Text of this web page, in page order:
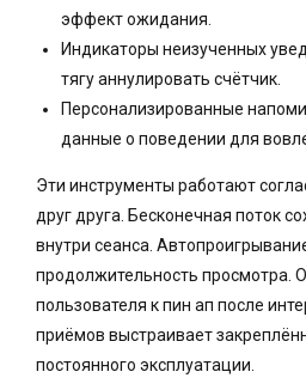
эффект ожидания.
Индикаторы неизученных
тягу аннулировать счётчик.
Персонализированные
данные о поведении для
Эти инструменты работают
друг друга. Бесконечная поток
внутри сеанса.
продолжительность просмотра.
пользователя к пин ап после
приёмов выстраивает
постоянного эксплуатации.